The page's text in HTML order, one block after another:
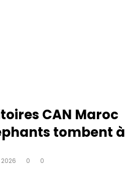
CAN Maroc
tombent à
2026 0 0